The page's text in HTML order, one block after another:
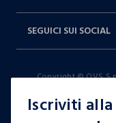
Iscriviti
Dichiarazione
SEGUICI SUI SOCIAL
TikTok
Copyright © OVS